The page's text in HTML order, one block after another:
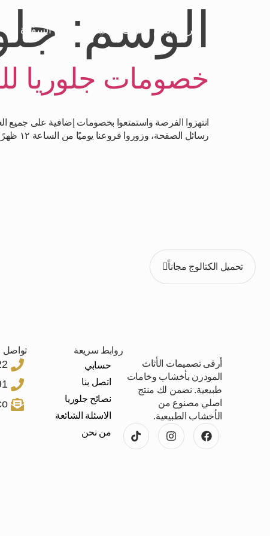
غرف النوم غرف المعيشة غرف السفرة الوسم:
خصومات جلوريا
رسائل الصفحة، وزوروا فروعنا يوميًا من الساعة ١٢ ظهرًا حتى الساعة ١١ مساءً. فرع القاهرة: مدينة نصر، ٣٦ مكرم عبيد | 01113000740 لوكيشن فرع القاهرة: فرع الإسكندرية: […]
تحميل الكتالوج مجاناً
أرقى تصميمات الأثاث
المودرن بأخشاب وخامات
طبيعية. نضمن لك منتج
اصلي مصنوع من
الأخشاب الطبيعية.
روابط سريعة
حسابي
اتصل بنا
نصائح جلوريا
الاسئلة الشائعة
من نحن
تواصل